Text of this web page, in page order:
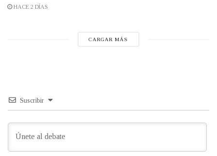
HACE 2 DÍAS
CARGAR MÁS
Suscribir